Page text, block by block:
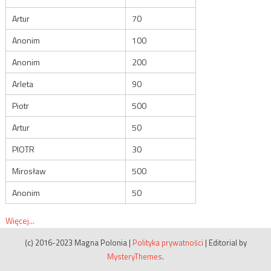
Artur
70
Anonim
100
Anonim
200
Arleta
90
Piotr
500
Artur
50
PIOTR
30
Mirosław
500
Anonim
50
Więcej...
(c) 2016-2023 Magna Polonia | Polityka prywatności | Editorial by
MysteryThemes.